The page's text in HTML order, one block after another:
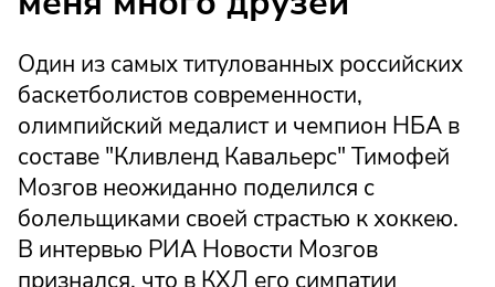
Один из самых титулованных российских
баскетболистов современности,
олимпийский медалист и чемпион НБА в
составе "Кливленд Кавальерс" Тимофей
Мозгов неожиданно поделился с
болельщиками своей страстью к хоккею.
В интервью РИА Новости Мозгов
признался, что в КХЛ его симпатии